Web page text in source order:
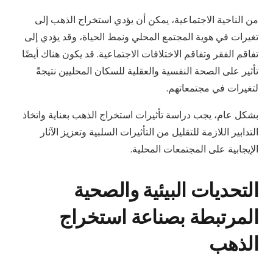
من الناحية الاجتماعية، يمكن أن يؤدي استخراج الذهب إلى
تغيرات في هوية المجتمع المحلي ونمط الحياة، وقد يؤدي إلى
تفاقم الفقر وتفاقم الاختلافات الاجتماعية. قد يكون هناك أيضًا
تأثير على الصحة النفسية والعقلية للسكان المحليين نتيجةً
لتغيرات في مجتمعاتهم.
بشكل عام، يجب دراسة تأثيرات استخراج الذهب بعناية واتخاذ
التدابير اللازمة للتقليل من التأثيرات السلبية وتعزيز الآثار
الإيجابية على المجتمعات المحلية.
التحديات البيئية والصحية
المرتبطة بصناعة استخراج
الذهب